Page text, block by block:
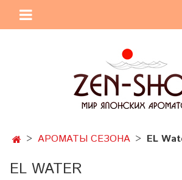
АРОМАТЫ СЕЗОНА EL
EL WATER